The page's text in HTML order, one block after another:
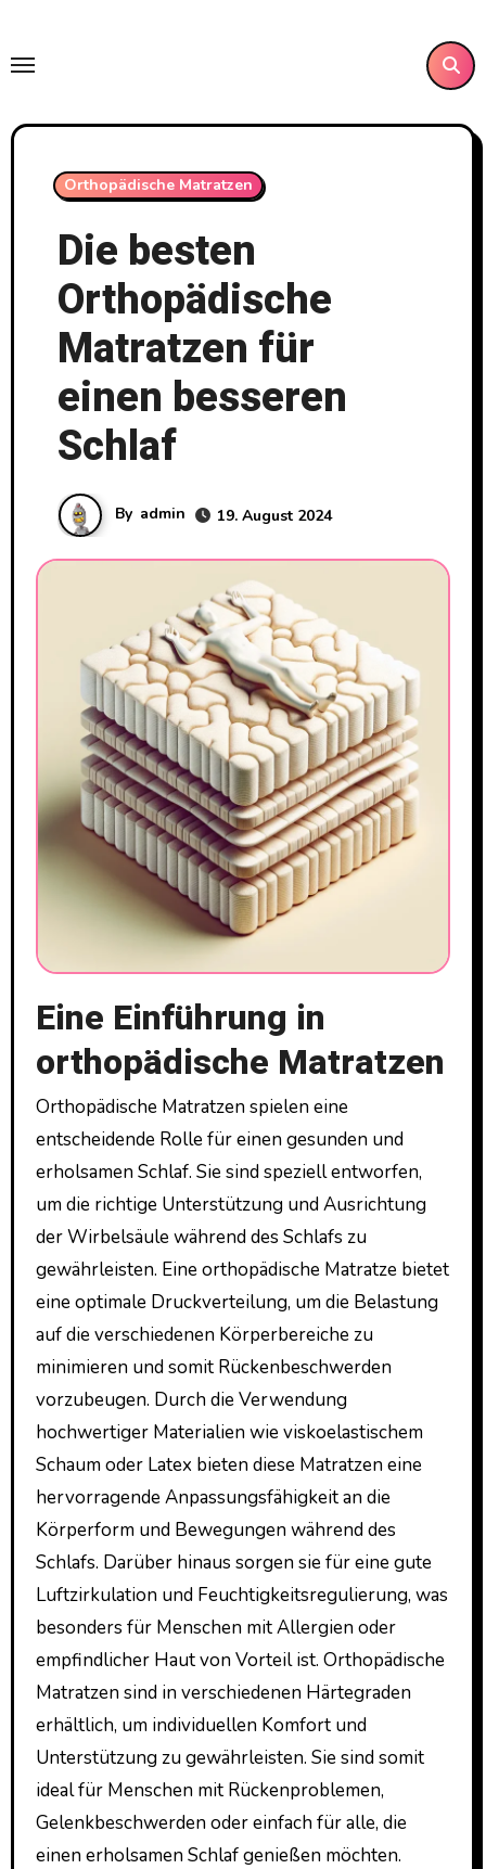
content
Orthopädische Matratzen
Die besten
Orthopädische
Matratzen für
einen besseren
Schlaf
By admin 19. August 2024
Eine Einführung in
orthopädische Matratzen
Orthopädische Matratzen spielen eine
entscheidende Rolle für einen gesunden und
erholsamen Schlaf. Sie sind speziell entworfen,
um die richtige Unterstützung und Ausrichtung
der Wirbelsäule während des Schlafs zu
gewährleisten. Eine orthopädische Matratze bietet
eine optimale Druckverteilung, um die Belastung
auf die verschiedenen Körperbereiche zu
minimieren und somit Rückenbeschwerden
vorzubeugen. Durch die Verwendung
hochwertiger Materialien wie viskoelastischem
Schaum oder Latex bieten diese Matratzen eine
hervorragende Anpassungsfähigkeit an die
Körperform und Bewegungen während des
Schlafs. Darüber hinaus sorgen sie für eine gute
Luftzirkulation und Feuchtigkeitsregulierung, was
besonders für Menschen mit Allergien oder
empfindlicher Haut von Vorteil ist. Orthopädische
Matratzen sind in verschiedenen Härtegraden
erhältlich, um individuellen Komfort und
Unterstützung zu gewährleisten. Sie sind somit
ideal für Menschen mit Rückenproblemen,
Gelenkbeschwerden oder einfach für alle, die
einen erholsamen Schlaf genießen möchten.